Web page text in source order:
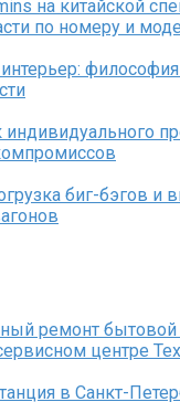
на китайской
по номеру и
биг-бэгов и
ремонт бытовой
центре
в Санкт-